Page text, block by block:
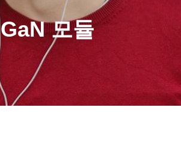
GaN 모듈